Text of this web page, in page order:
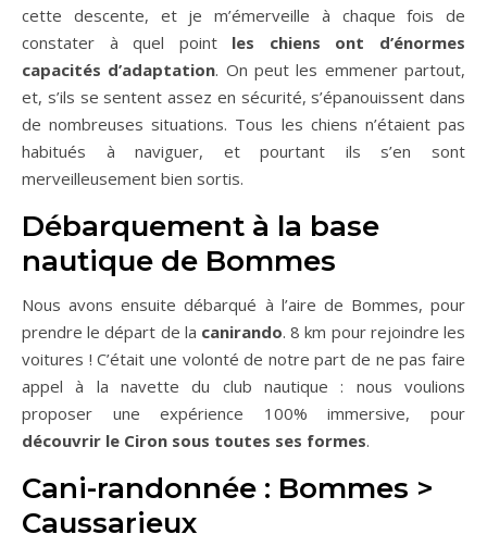
cette descente, et je m’émerveille à chaque fois de
constater à quel pointles chiens ont d’énormes
capacités d’adaptation. On peut les emmener partout,
et, s’ils se sentent assez en sécurité, s’épanouissent dans
de nombreuses situations. Tous les chiens n’étaient pas
habitués à naviguer, et pourtant ils s’en sont
merveilleusement bien sortis.
Débarquement à la base
nautique de Bommes
Nous avons ensuite débarqué à l’aire de Bommes, pour
prendre le départ de la canirando. 8 km pour rejoindre les
voitures ! C’était une volonté de notre part de ne pas faire
appel à la navette du club nautique : nous voulions
proposer une expérience 100% immersive, pour
découvrir le Ciron sous toutes ses formes.
Cani-randonnée : Bommes >
Caussarieux